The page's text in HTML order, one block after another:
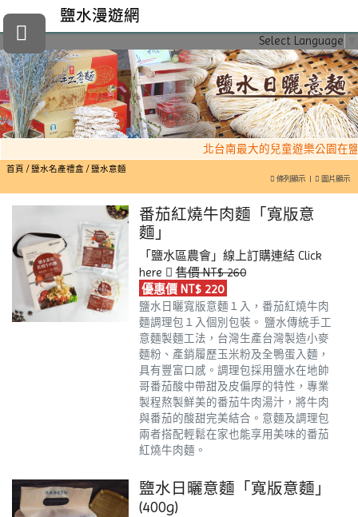
Select Language
鹽水漫遊網
北台南最大的兒童遊樂公園在
首頁 鹽水名產禮盒 鹽水意麵
條列顯示 圖片顯示
番茄紅燒牛肉麵「寬版意
麵」
「鹽水區農會」線上訂購連結 Click
here
售價 NT$ 260
優惠價 NT$ 220
鹽水日曬寬版意麵１入，番茄紅燒牛肉
麵調理包１入個別包裝。 鹽水傳統手工
意麵製麵工法，台灣生產台灣製造小麥
麵粉、產銷履歷玉米粉及全鴨蛋入麵，
具有豐富口感。調理包採用鹽水在地帥
哥番茄酸中帶甜及皮偏厚的特性，專業
製程熬製鮮美的番茄牛肉湯汁，將牛肉
與番茄的酸甜完美結合。意麵及調理包
兩者搭配輕鬆在家也能享用美味的番茄
紅燒牛肉麵。
鹽水日曬意麵「寬版意麵」
(400g)